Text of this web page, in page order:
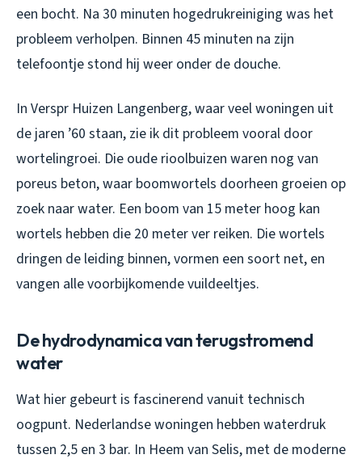
een bocht. Na 30 minuten hogedrukreiniging was het
probleem verholpen. Binnen 45 minuten na zijn
telefoontje stond hij weer onder de douche.
In Verspr Huizen Langenberg, waar veel woningen uit
de jaren ’60 staan, zie ik dit probleem vooral door
wortelingroei. Die oude rioolbuizen waren nog van
poreus beton, waar boomwortels doorheen groeien op
zoek naar water. Een boom van 15 meter hoog kan
wortels hebben die 20 meter ver reiken. Die wortels
dringen de leiding binnen, vormen een soort net, en
vangen alle voorbijkomende vuildeeltjes.
De hydrodynamica van terugstromend
water
Wat hier gebeurt is fascinerend vanuit technisch
oogpunt. Nederlandse woningen hebben waterdruk
tussen 2,5 en 3 bar. In Heem van Selis, met de moderne